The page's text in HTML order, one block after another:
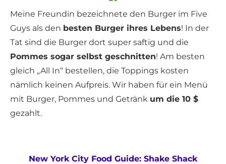
Meine Freundin bezeichnete den Burger im Five
Guys als den besten Burger ihres Lebens! In der
Tat sind die Burger dort super saftig und die
Pommes sogar selbst geschnitten! Am besten
gleich „All In“ bestellen, die Toppings kosten
nämlich keinen Aufpreis. Wir haben für ein Menü
mit Burger, Pommes und Getränk um die 10 $
gezahlt.
New York City Food Guide: Shake Shack